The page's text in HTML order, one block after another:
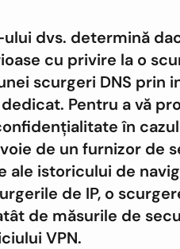
dvs. determină
cu privire la o
scurgeri DNS prin
Pentru a vă
în
de un furnizor de
ale istoricului de
de IP, o
de măsurile de
VPN.